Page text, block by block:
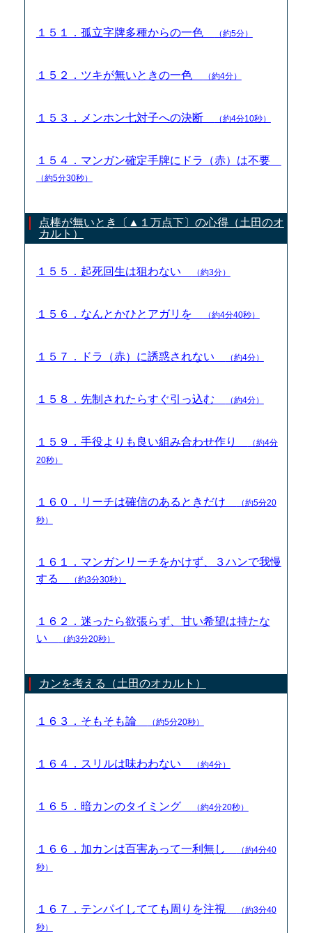
１５１．孤立字牌多種からの一色 （約5分）
１５２．ツキが無いときの一色 （約4分）
１５３．メンホン七対子への決断 （約4分10秒）
１５４．マンガン確定手牌にドラ（赤）は不要
（約5分30秒）
点棒が無いとき〔▲１万点下〕の心得（土田のオ
カルト）
１５５．起死回生は狙わない （約3分）
１５６．なんとかひとアガリを （約4分40秒）
１５７．ドラ（赤）に誘惑されない （約4分）
１５８．先制されたらすぐ引っ込む （約4分）
１５９．手役よりも良い組み合わせ作り
（約4分
20秒）
１６０．リーチは確信のあるときだけ
（約5分20
秒）
１６１．マンガンリーチをかけず、３ハンで我慢
する
（約3分30秒）
１６２．迷ったら欲張らず、甘い希望は持たな
い
（約3分20秒）
カンを考える（土田のオカルト）
１６３．そもそも論 （約5分20秒）
１６４．スリルは味わわない （約4分）
１６５．暗カンのタイミング （約4分20秒）
１６６．加カンは百害あって一利無し
（約4分40
秒）
１６７．テンパイしてても周りを注視
（約3分40
秒）